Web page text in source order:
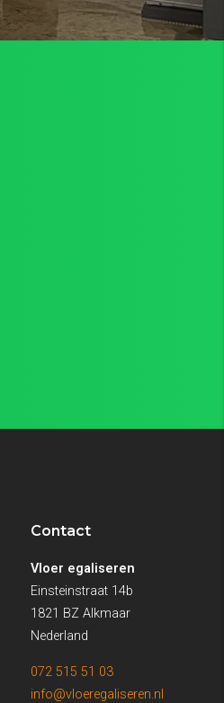
Contact
Vloer egaliseren
Einsteinstraat 14b
1821 BZ Alkmaar
Nederland
072 515 51 03
info@vloeregaliseren.nl